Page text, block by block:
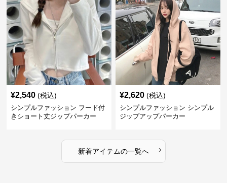
¥2,540 (税込)
シンプルファッション フード付
きショート丈ジップパーカー
¥2,620 (税込)
シンプルファッション シンプル
ジップアップパーカー
新着アイテムの一覧へ ›